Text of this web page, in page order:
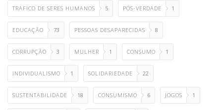
TRAFICO DE SERES HUMANOS 5 PÓS-VERDADE 1
EDUCAÇÃO 73 PESSOAS DESAPARECIDAS 8
CORRUPÇÃO 3 MULHER 1 CONSUMO 1
INDIVIDUALISMO 1 SOLIDARIEDADE 22
SUSTENTABILIDADE 18 CONSUMISMO 6 JOGOS 1